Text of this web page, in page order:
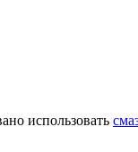
использовать